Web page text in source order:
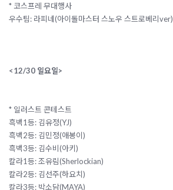
* 코스프레 무대행사
우수팀: 라피네(아이돌마스터 스노우 스트로베리ver)
<12/30 일요일>
* 일러스트 콘테스트
흑백1등: 김유정(YJ)
흑백2등: 김민정(애봉이)
흑백3등: 김수비(아키)
칼라1등: 조유림(Sherlockian)
칼라2등: 김선주(하요치)
칼라3등: 박소담(MAYA)